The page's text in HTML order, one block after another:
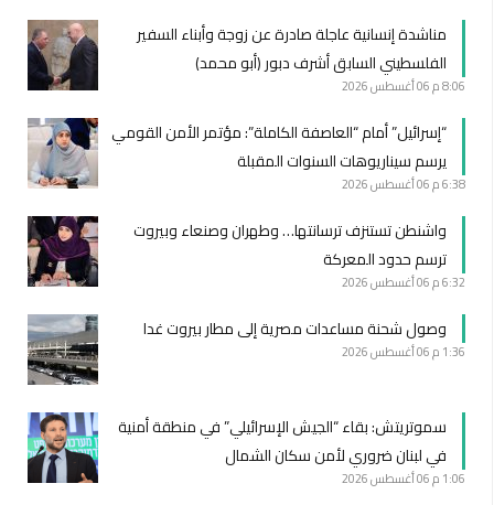
مناشدة إنسانية عاجلة صادرة عن زوجة وأبناء السفير
الفلسطيني السابق أشرف دبور (أبو محمد)
8:06 م 06 أغسطس 2026
“إسرائيل” أمام “العاصفة الكاملة”: مؤتمر الأمن القومي
يرسم سيناريوهات السنوات المقبلة
6:38 م 06 أغسطس 2026
واشنطن تستنزف ترسانتها… وطهران وصنعاء وبيروت
ترسم حدود المعركة
6:32 م 06 أغسطس 2026
وصول شحنة مساعدات مصرية إلى مطار بيروت غدا
1:36 م 06 أغسطس 2026
سموتريتش: بقاء “الجيش الإسرائيلي” في منطقة أمنية
في لبنان ضروري لأمن سكان الشمال
1:06 م 06 أغسطس 2026